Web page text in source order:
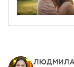
ЛЮДМИЛА